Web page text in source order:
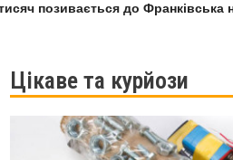
позивається до Франківська на
Цікаве та курйози